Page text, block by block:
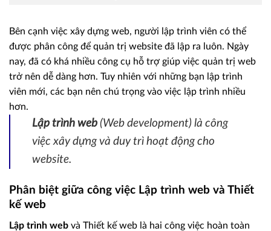
Bên cạnh việc xây dựng web, người lập trình viên có thể
được phân công để quản trị website đã lập ra luôn. Ngày
nay, đã có khá nhiều công cụ hỗ trợ giúp việc quản trị web
trở nên dễ dàng hơn. Tuy nhiên với những bạn lập trình
viên mới, các bạn nên chú trọng vào việc lập trình nhiều
hơn.
Lập trình web (Web development) là công
việc xây dựng và duy trì hoạt động cho
website.
Phân biệt giữa công việc Lập trình web và Thiết
kế web
Lập trình web và Thiết kế web là hai công việc hoàn toàn